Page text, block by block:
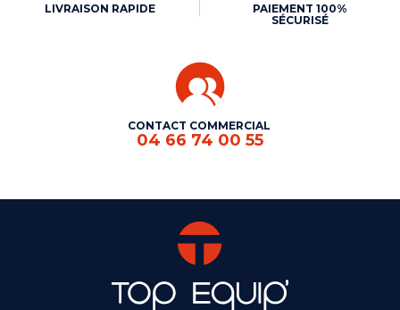
LIVRAISON RAPIDE
PAIEMENT 100%
SÉCURISÉ
CONTACT COMMERCIAL
04 66 74 00 55